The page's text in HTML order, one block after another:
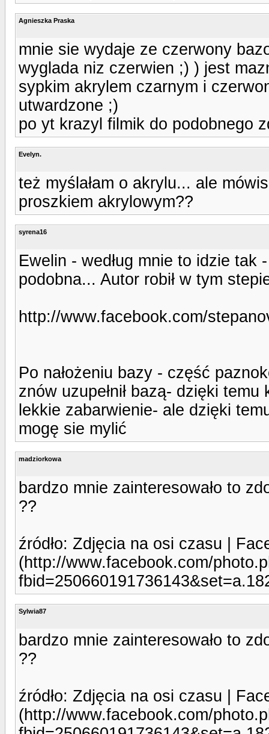
Agnieszka Praska
mnie sie wydaje ze czerwony
wyglada niz czerwien ;) ) jest
sypkim akrylem czarnym i
utwardzone ;)
po yt krazyl filmik do podobnego
Evelyn.
też myślałam o akrylu... ale
proszkiem akrylowym??
syrena16
Ewelin - według mnie to idzie
podobna... Autor robił w tym
http://www.facebook.com/
Po nałożeniu bazy - część
znów uzupełnił bazą- dzięki
lekkie zabarwienie- ale dzięki
mogę sie mylić
madziorkowa
bardzo mnie zainteresowało to
??
źródło: Zdjęcia na osi czasu |
(http://www.facebook.com/
Sylwia87
bardzo mnie zainteresowało to
??
źródło: Zdjęcia na osi czasu |
(http://www.facebook.com/